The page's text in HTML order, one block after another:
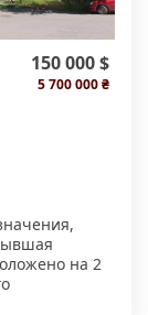
150 000 $
5 700 000 ₴
на 2